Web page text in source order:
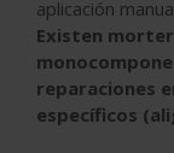
aplicación
Existen
reparaciones
específicos